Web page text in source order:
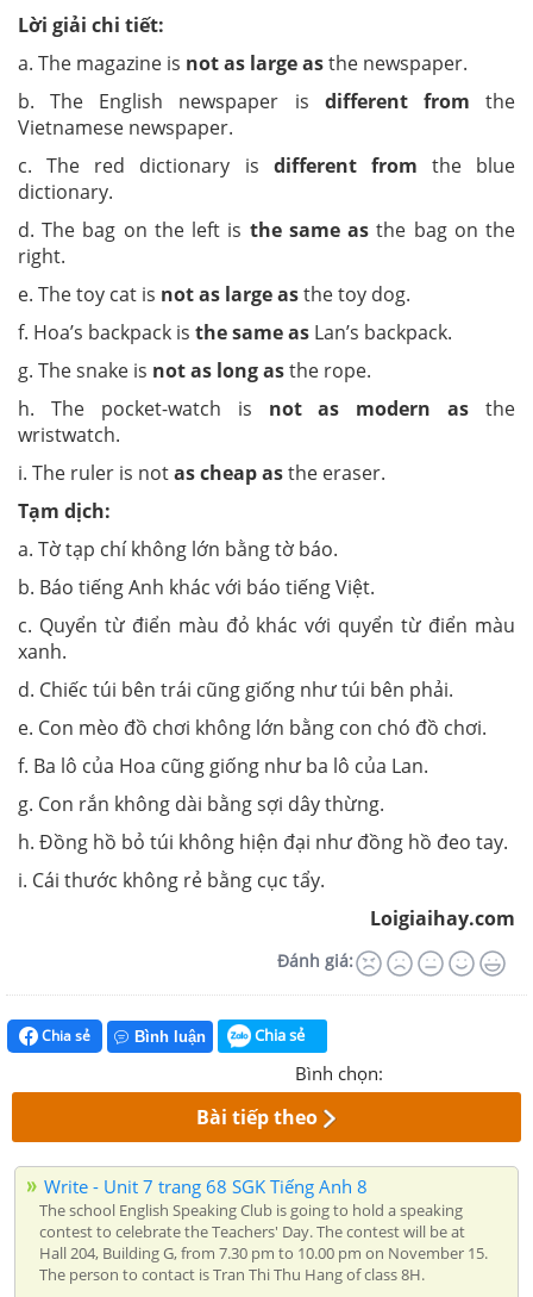
Lời giải chi tiết:
a. The magazine is not as large asthe newspaper.
b. The English newspaper is different from the
Vietnamese newspaper.
c. The red dictionary is different from the blue
dictionary.
d. The bag on the left is the same as the bag on the
right.
e. The toy cat is not as large asthe toy dog.
f. Hoa’s backpack is the same as Lan’s backpack.
g. The snake is not as long asthe rope.
h. The pocket-watch is not as modern as the
wristwatch.
i. The ruler is notas cheap asthe eraser.
Tạm dịch:
a. Tờ tạp chí không lớn bằng tờ báo.
b. Báo tiếng Anh khác với báo tiếng Việt.
c. Quyển từ điển màu đỏ khác với quyển từ điển màu
xanh.
d. Chiếc túi bên trái cũng giống như túi bên phải.
e. Con mèo đồ chơi không lớn bằng con chó đồ chơi.
f. Ba lô của Hoa cũng giống như ba lô của Lan.
g. Con rắn không dài bằng sợi dây thừng.
h. Đồng hồ bỏ túi không hiện đại như đồng hồ đeo tay.
i. Cái thước không rẻ bằng cục tẩy.
Loigiaihay.com
Đánh giá:
Chia sẻ Bình luận Chia sẻ
Bình chọn:
Bài tiếp theo
Write - Unit 7 trang 68 SGK Tiếng Anh 8
The school English Speaking Club is going to hold a speaking
contest to celebrate the Teachers' Day. The contest will be at
Hall 204, Building G, from 7.30 pm to 10.00 pm on November 15.
The person to contact is Tran Thi Thu Hang of class 8H.